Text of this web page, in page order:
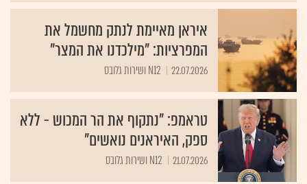
איראן מאיימת לנתק מחשמל את
המפרציות: "מילכדנו את המצר"
22.07.2026 N12 ושירות גלובס
טראמפ: "נתקוף את הר המכוש - ללא
ספק, האיראנים נואשים"
21.07.2026 N12 ושירות גלובס